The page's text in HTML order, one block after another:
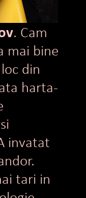
. Cam
mai bine
din
harta-
invatat
tari in